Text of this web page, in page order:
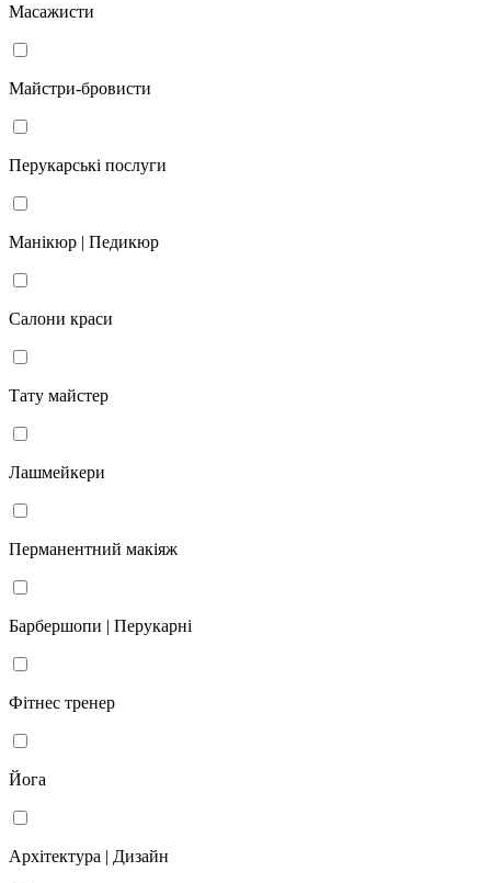
Масажисти
Майстри-бровисти
Перукарські послуги
Манікюр | Педикюр
Салони краси
Тату майстер
Лашмейкери
Перманентний макіяж
Барбершопи | Перукарні
Фітнес тренер
Йога
Архітектура | Дизайн